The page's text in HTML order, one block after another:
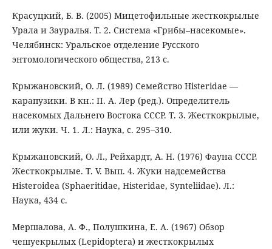
Красуцкий, Б. В. (2005) Мицетофильные жесткокрылые
Урала и Зауралья. T. 2. Система «Грибы–насекомые».
Челябинск: Уральское отделение Русского
энтомологического общества, 213 с.
Крыжановский, О. Л. (1989) Семейство Histeridae —
карапузики. В кн.: П. А. Лер (ред.). Определитель
насекомых Дальнего Востока СССР. Т. 3. Жесткокрылые,
или жуки. Ч. 1. Л.: Наука, с. 295–310.
Крыжановский, О. Л., Рейхардт, А. Н. (1976) Фауна СССР.
Жесткокрылые. T. V. Вып. 4. Жуки надсемейства
Histeroidea (Sphaeritidae, Histeridae, Synteliidae). Л.:
Наука, 434 с.
Мершалова, А. Ф., Полушкина, Е. А. (1967) Обзор
чешуекрылых (Lepidoptera) и жесткокрылых